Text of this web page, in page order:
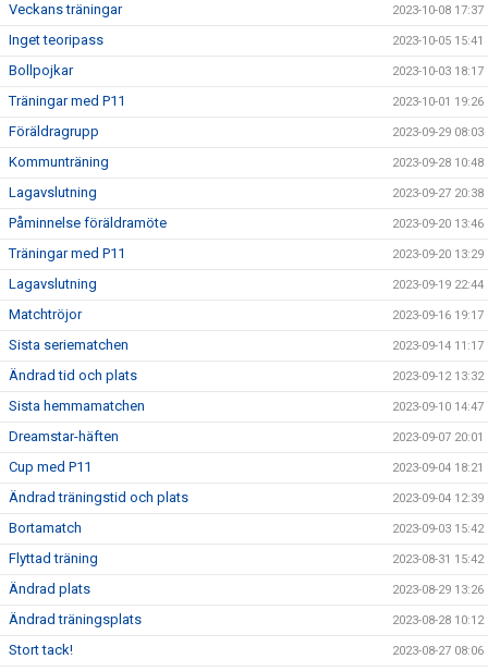
Veckans träningar 2023-10-08 17:37
Inget teoripass 2023-10-05 15:41
Bollpojkar 2023-10-03 18:17
Träningar med P11 2023-10-01 19:26
Föräldragrupp 2023-09-29 08:03
Kommunträning 2023-09-28 10:48
Lagavslutning 2023-09-27 20:38
Påminnelse föräldramöte 2023-09-20 13:46
Träningar med P11 2023-09-20 13:29
Lagavslutning 2023-09-19 22:44
Matchtröjor 2023-09-16 19:17
Sista seriematchen 2023-09-14 11:17
Ändrad tid och plats 2023-09-12 13:32
Sista hemmamatchen 2023-09-10 14:47
Dreamstar-häften 2023-09-07 20:01
Cup med P11 2023-09-04 18:21
Ändrad träningstid och plats 2023-09-04 12:39
Bortamatch 2023-09-03 15:42
Flyttad träning 2023-08-31 15:42
Ändrad plats 2023-08-29 13:26
Ändrad träningsplats 2023-08-28 10:12
Stort tack! 2023-08-27 08:06